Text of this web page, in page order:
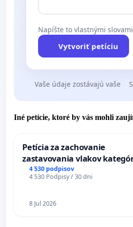
Napíšte to vlastnými
Vytvoriť petíciu
Vaše údaje zostávajú vaše
Iné petície, ktoré by vás mohli
Petícia za zachovanie
zastavovania vlakov
Expres (Ex) TATRAN v
stanici Púchov
4 530 podpisov
4 530 Podpisy / 30 dni
8 Jul 2026